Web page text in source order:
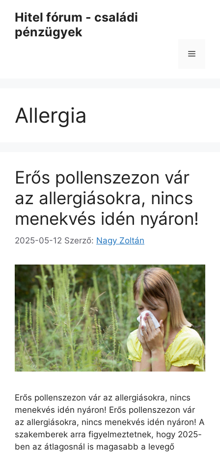
tartalomba
Hitel fórum - családi
pénzügyek
Menü
Allergia
Erős pollenszezon vár
az allergiásokra, nincs
menekvés idén nyáron!
2025-05-12 Szerző: Nagy Zoltán
Erős pollenszezon vár az allergiásokra, nincs
menekvés idén nyáron! Erős pollenszezon vár
az allergiásokra, nincs menekvés idén nyáron! A
szakemberek arra figyelmeztetnek, hogy 2025-
ben az átlagosnál is magasabb a levegő